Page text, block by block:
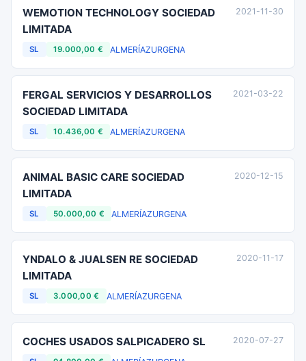
WEMOTION TECHNOLOGY SOCIEDAD
LIMITADA
SL 19.000,00 € ALMERÍAZURGENA
2021-11-30
FERGAL SERVICIOS Y DESARROLLOS
SOCIEDAD LIMITADA
SL 10.436,00 € ALMERÍAZURGENA
2021-03-22
ANIMAL BASIC CARE SOCIEDAD
LIMITADA
SL 50.000,00 € ALMERÍAZURGENA
2020-12-15
YNDALO & JUALSEN RE SOCIEDAD
LIMITADA
SL 3.000,00 € ALMERÍAZURGENA
2020-11-17
COCHES USADOS SALPICADERO SL 2020-07-27